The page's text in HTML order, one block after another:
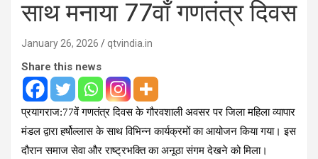
साथ मनाया 77वाँ गणतंत्र दिवस
January 26, 2026 qtvindia.in
Share this news
प्रयागराज:77वें गणतंत्र दिवस के गौरवशाली अवसर पर जिला महिला व्यापार
मंडल द्वारा हर्षोल्लास के साथ विभिन्न कार्यक्रमों का आयोजन किया गया। इस
दौरान समाज सेवा और राष्ट्रभक्ति का अनूठा संगम देखने को मिला।